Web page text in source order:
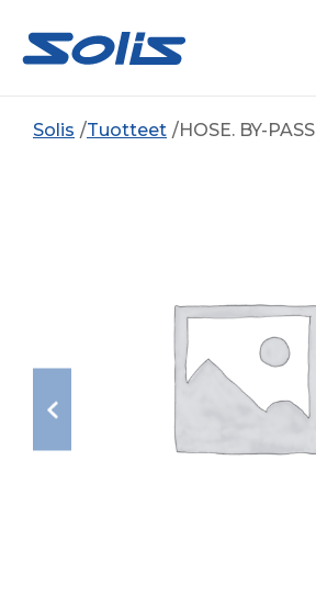
Solis Tuotteet HOSE. BY-PASS